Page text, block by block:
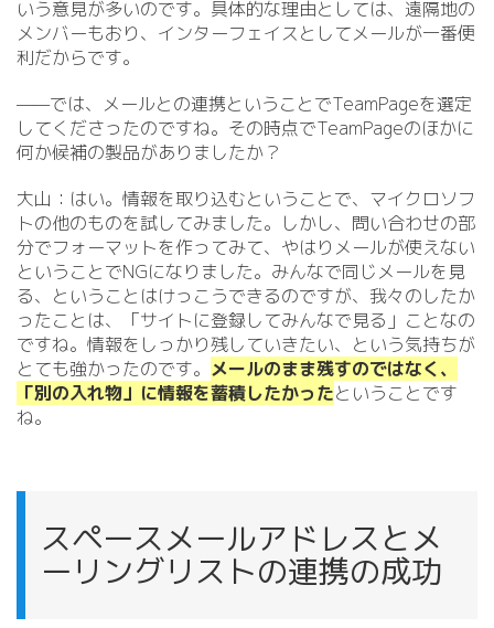
いう意見が多いのです。具体的な理由としては、遠隔地の
メンバーもおり、インターフェイスとしてメールが一番便
利だからです。
——では、メールとの連携ということでTeamPageを選定
してくださったのですね。その時点でTeamPageのほかに
何か候補の製品がありましたか？
大山：はい。情報を取り込むということで、マイクロソフ
トの他のものを試してみました。しかし、問い合わせの部
分でフォーマットを作ってみて、やはりメールが使えない
ということでNGになりました。みんなで同じメールを見
る、ということはけっこうできるのですが、我々のしたか
ったことは、「サイトに登録してみんなで見る」ことなの
ですね。情報をしっかり残していきたい、という気持ちが
とても強かったのです。 メールのまま残すのではなく、
「別の入れ物」に情報を蓄積したかったということです
ね。
スペースメールアドレスとメ
ーリングリストの連携の成功